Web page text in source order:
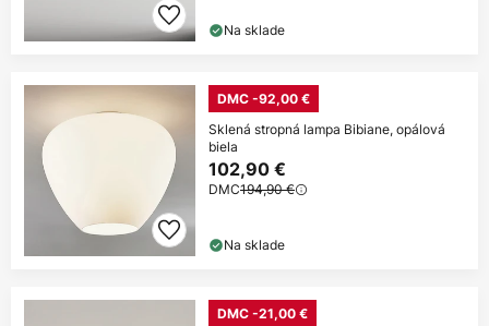
Na sklade
DMC -92,00 €
Sklená stropná lampa Bibiane, opálová
biela
102,90 €
DMC194,90 €
Na sklade
DMC -21,00 €